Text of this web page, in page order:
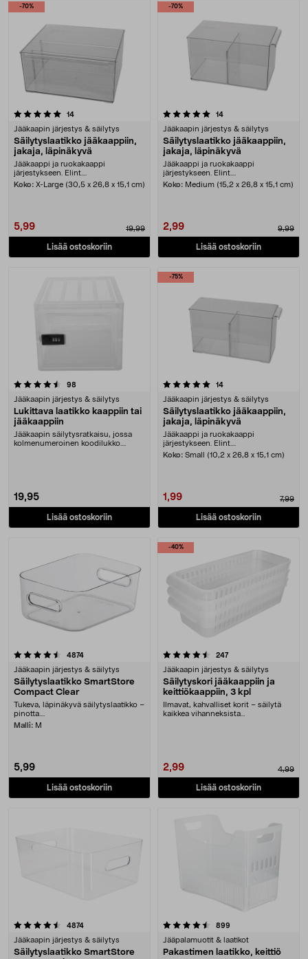
-70%
14arvostelut
Jääkaapin järjestys & säilytys
Säilytyslaatikko jääkaappiin,
jakaja, läpinäkyvä
Jääkaappi ja ruokakaappi
järjestykseen. Elint....
Koko: X-Large (30,5 x 26,8 x 15,1 cm)
5,99 19,99
Lisää ostoskoriin
-70%
5.0 viidestä tähdestä 14arvostelut
Jääkaapin järjestys & säilytys
Säilytyslaatikko jääkaappiin,
jakaja, läpinäkyvä
Jääkaappi ja ruokakaappi
järjestykseen. Elint....
Koko: Medium (15,2 x 26,8 x 15,1 cm)
2,99 9,99
Lisää ostoskoriin
98
Jääkaapin järjestys & säilytys
Lukittava laatikko kaappiin tai
jääkaappiin
Jääkaapin säilytysratkaisu, jossa
kolmenumeroinen koodilukko.
19,95
Lisää ostoskoriin
-75%
5.0 viidestä tähdestä 14arvostelut
Jääkaapin järjestys & säilytys
Säilytyslaatikko jääkaappiin,
jakaja, läpinäkyvä
Jääkaappi ja ruokakaappi
järjestykseen. Elint....
Koko: Small (10,2 x 26,8 x 15,1 cm)
1,99 7,99
Lisää ostoskoriin
4874arvostelut
Jääkaapin järjestys & säilytys
Säilytyslaatikko SmartStore
Compact Clear
Tukeva, läpinäkyvä säilytyslaatikko –
pinotta....
Malli: M
5,99
Lisää ostoskoriin
-40%
4.5 viidestä tähdestä 247arvostelut
Jääkaapin järjestys & säilytys
Säilytyskori jääkaappiin ja
keittiökaappiin, 3 kpl
Ilmavat, kahvalliset korit – säilytä
kaikkea vihanneksista
2,99 4,99
Lisää ostoskoriin
4874arvostelut
Jääkaapin järjestys & säilytys
Säilytyslaatikko SmartStore
4.5 viidestä tähdestä 899
Jääpalamuotit & laatikot
Pakastimen laatikko, keittiö